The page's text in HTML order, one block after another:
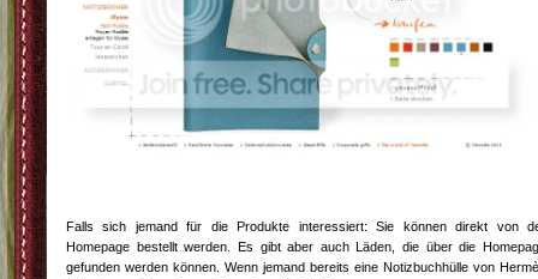
Falls sich jemand für die Produkte interessiert: Sie können direkt von
Homepage bestellt werden. Es gibt aber auch Läden, die über die
gefunden werden können. Wenn jemand bereits eine Notizbuchhülle von